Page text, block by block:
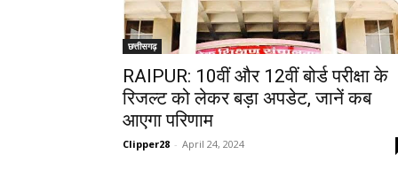
छत्तीसगढ़
RAIPUR: 10वीं और 12वीं बोर्ड परीक्षा के
रिजल्‍ट को लेकर बड़ा अपडेट, जानें कब
आएगा परिणाम
Clipper28 - April 24, 2024